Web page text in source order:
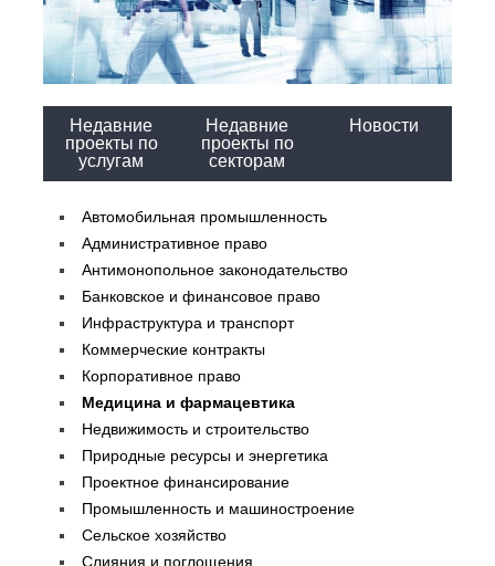
Недавние
проекты по
услугам
Недавние
проекты по
секторам
Новости
Автомобильная промышленность
Административное право
Антимонопольное законодательство
Банковское и финансовое право
Инфраструктура и транспорт
Коммерческие контракты
Корпоративное право
Медицина и фармацевтика
Недвижимость и строительство
Природные ресурсы и энергетика
Проектное финансирование
Промышленность и машиностроение
Сельское хозяйство
Слияния и поглощения